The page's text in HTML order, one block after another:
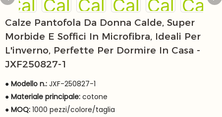
Calze Pantofola Da Donna Calde, Super
Morbide E Soffici In Microfibra, Ideali Per
L'inverno, Perfette Per Dormire In Casa -
JXF250827-1
● Modello n.: JXF-250827-1
● Materiale principale: cotone
● MOQ: 1000 pezzi/colore/taglia